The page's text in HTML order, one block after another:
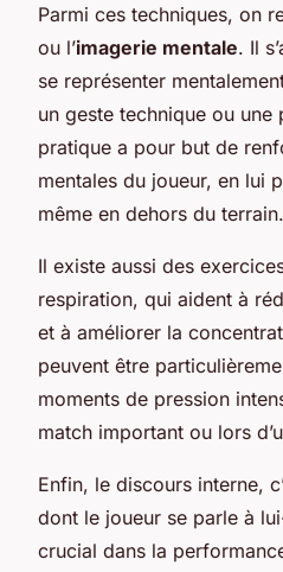
Parmi ces techniques, on
ou l’imagerie mentale. Il
se représenter
un geste technique ou
pratique a pour but de
mentales du joueur, en lui
même en dehors du terrain.
Il existe aussi des
respiration, qui aident à
et à améliorer la
peuvent être
moments de pression
match important ou lors
Enfin, le discours interne,
dont le joueur se parle à
crucial dans la